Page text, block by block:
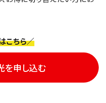
こちら／
を申し込む